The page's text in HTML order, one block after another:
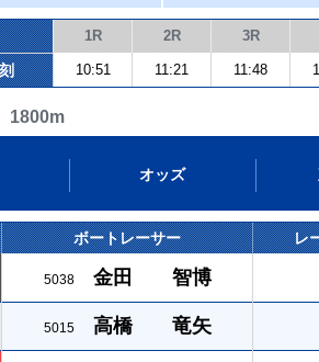
1R 2R 3R
10:51 11:21 11:48
オッズ
ボートレーサー レ
5038 金田 智博
5015 高橋 竜矢